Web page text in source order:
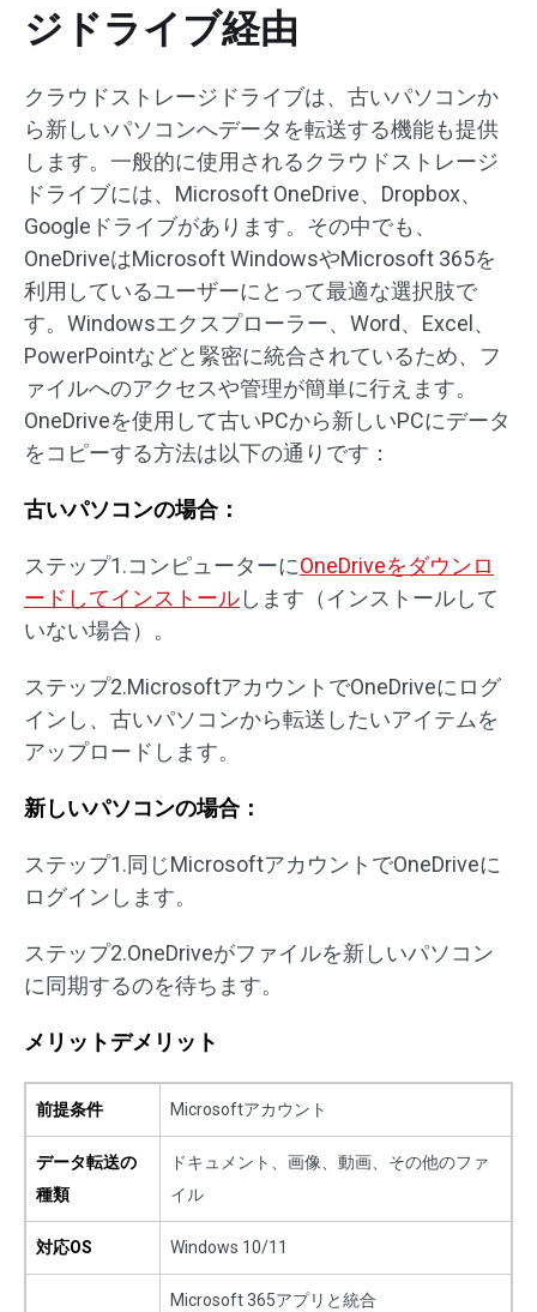
ジドライブ経由
クラウドストレージドライブは、古いパソコンか
ら新しいパソコンへデータを転送する機能も提供
します。一般的に使用されるクラウドストレージ
ドライブには、Microsoft OneDrive、Dropbox、
Googleドライブがあります。その中でも、
OneDriveはMicrosoft WindowsやMicrosoft 365を
利用しているユーザーにとって最適な選択肢で
す。Windowsエクスプローラー、Word、Excel、
PowerPointなどと緊密に統合されているため、フ
ァイルへのアクセスや管理が簡単に行えます。
OneDriveを使用して古いPCから新しいPCにデータ
をコピーする方法は以下の通りです：
古いパソコンの場合：
ステップ1.コンピューターにOneDriveをダウンロ
ードしてインストールします（インストールして
いない場合）。
ステップ2.MicrosoftアカウントでOneDriveにログ
インし、古いパソコンから転送したいアイテムを
アップロードします。
新しいパソコンの場合：
ステップ1.同じMicrosoftアカウントでOneDriveに
ログインします。
ステップ2.OneDriveがファイルを新しいパソコン
に同期するのを待ちます。
メリットデメリット
前提条件 Microsoftアカウント
データ転送の
種類
ドキュメント、画像、動画、その他のファ
イル
対応OS Windows 10/11
Microsoft 365アプリと統合